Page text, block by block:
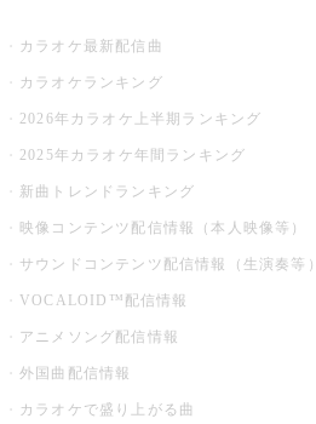
カラオケ最新配信曲
カラオケランキング
2026年カラオケ上半期ランキング
2025年カラオケ年間ランキング
新曲トレンドランキング
映像コンテンツ配信情報（本人映像等）
サウンドコンテンツ配信情報（生演奏等）
VOCALOID™配信情報
アニメソング配信情報
外国曲配信情報
カラオケで盛り上がる曲